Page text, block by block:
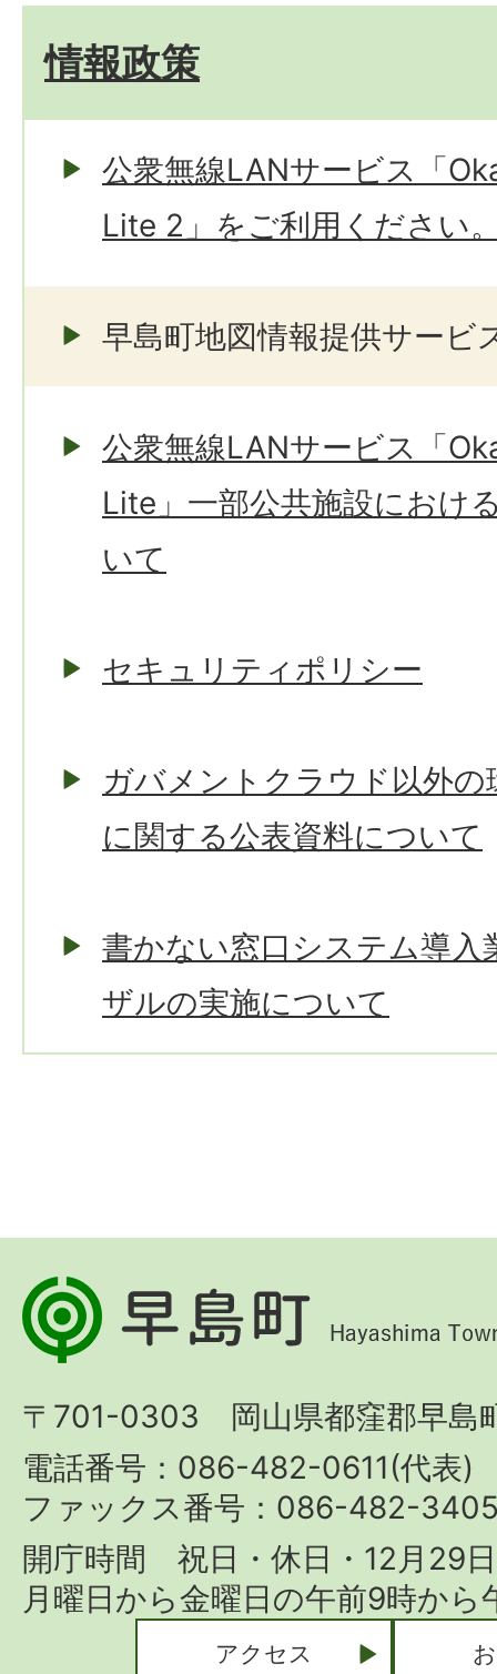
情報政策
公衆無線LANサービス「
Lite 2」をご利用ください
早島町地図情報提供サービ
公衆無線LANサービス「
Lite」一部公共施設におけ
いて
セキュリティポリシー
ガバメントクラウド以外
に関する公表資料について
書かない窓口システム導入
ザルの実施について
早
島
Hayashima
Town
〒701-0303 岡山県都窪郡早島
電話番号：086-482-0611(代表)
ファックス番号：086-482-
開庁時間 祝日・休日・12月29
月曜日から金曜日の午前9時か
アクセス